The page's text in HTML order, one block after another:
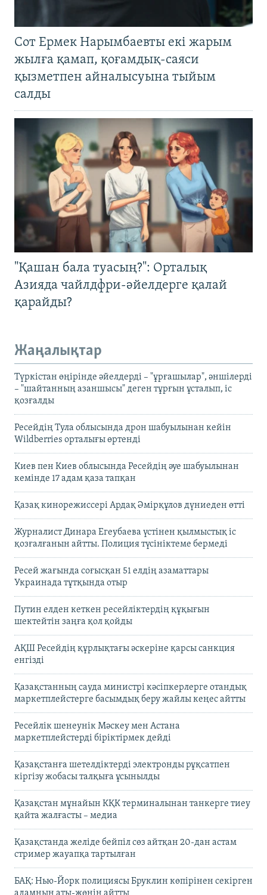
Сот Ермек Нарымбаевты екі жарым
жылға қамап, қоғамдық-саяси
қызметпен айналысуына тыйым
салды
"Қашан бала туасың?": Орталық
Азияда чайлдфри-әйелдерге қалай
қарайды?
Жаңалықтар
Түркістан өңірінде әйелдерді – "ұрғашылар", әншілерді
– "шайтанның азаншысы" деген тұрғын ұсталып, іс
қозғалды
Ресейдің Тула облысында дрон шабуылынан кейін
Wildberries орталығы өртенді
Киев пен Киев облысында Ресейдің әуе шабуылынан
кемінде 17 адам қаза тапқан
Қазақ кинорежиссері Ардақ Әмірқұлов дүниеден өтті
Журналист Динара Егеубаева үстінен қылмыстық іс
қозғалғанын айтты. Полиция түсініктеме бермеді
Ресей жағында соғысқан 51 елдің азаматтары
Украинада тұтқында отыр
Путин елден кеткен ресейліктердің құқығын
шектейтін заңға қол қойды
АҚШ Ресейдің құрлықтағы әскеріне қарсы санкция
енгізді
Қазақстанның сауда министрі кәсіпкерлерге отандық
маркетплейстерге басымдық беру жайлы кеңес айтты
Ресейлік шенеунік Мәскеу мен Астана
маркетплейстерді біріктірмек дейді
Қазақстанға шетелдіктерді электронды рұқсатпен
кіргізу жобасы талқыға ұсынылды
Қазақстан мұнайын КҚК терминалынан танкерге тиеу
қайта жалғасты – медиа
Қазақстанда желіде бейпіл сөз айтқан 20-дан астам
стример жауапқа тартылған
БАҚ: Нью-Йорк полициясы Бруклин көпірінен секірген